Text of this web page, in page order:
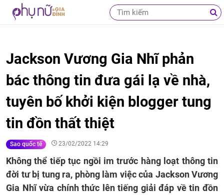
Jackson Vương Gia Nhĩ phản
bác thông tin đưa gái lạ về nhà,
tuyên bố khởi kiện blogger tung
tin đồn thất thiệt
Sao quốc tế 23/02/2022 14:29
Không thể tiếp tục ngồi im trước hàng loạt thông tin
đời tư bị tung ra, phòng làm việc của Jackson Vương
Gia Nhĩ vừa chính thức lên tiếng giải đáp về tin đồn